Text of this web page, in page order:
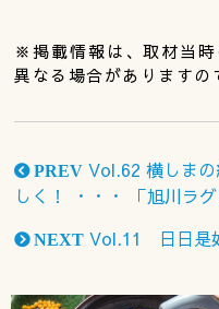
※掲載情報は、取材当
異なる場合がありますの
PREV Vol.62 横しま
しく！ ・・・ 「旭川ラ
NEXT Vol.11 日日是